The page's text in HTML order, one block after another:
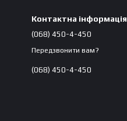
Контактна інформація
(068) 450-4-450
Передзвонити вам?
(068) 450-4-450